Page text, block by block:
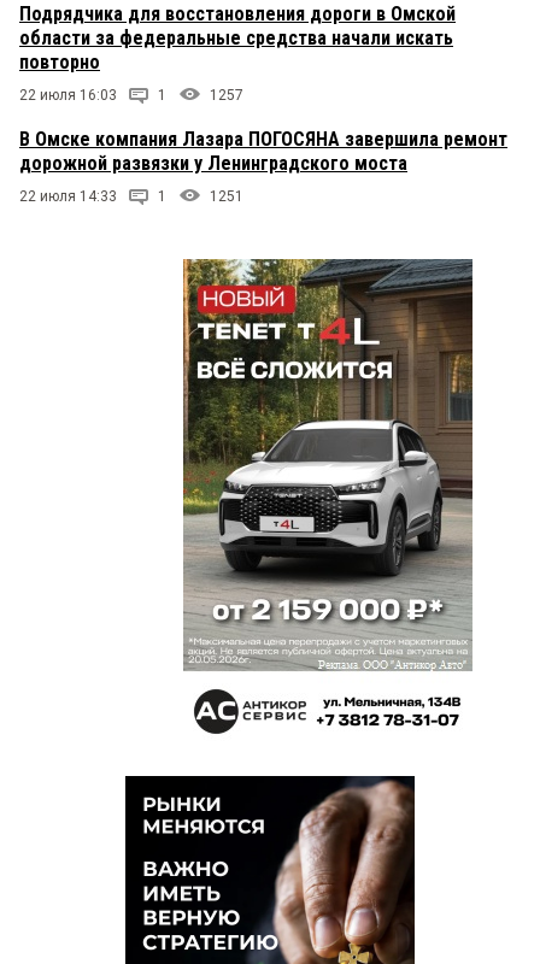
Подрядчика для восстановления дороги в Омской
области за федеральные средства начали искать
повторно
22 июля 16:03 1 1257
В Омске компания Лазара ПОГОСЯНА завершила ремонт
дорожной развязки у Ленинградского моста
22 июля 14:33 1 1251